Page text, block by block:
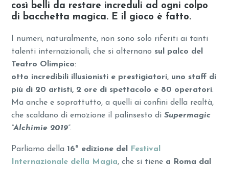
così belli da restare increduli ad ogni colpo
di bacchetta magica. E il gioco è fatto.
I numeri, naturalmente, non sono solo riferiti ai tanti
talenti internazionali, che si alternano sul palco del
Teatro Olimpico:
otto incredibili illusionisti e prestigiatori, uno staff di
più di 20 artisti, 2 ore di spettacolo e 80 operatori.
Ma anche e soprattutto, a quelli ai confini della realtà,
che scaldano di emozione il palinsesto diSupermagic
“Alchimie 2019”.
Parliamo della 16ª edizione del
Festival
Internazionale della Magia, che si tiene a Roma dal